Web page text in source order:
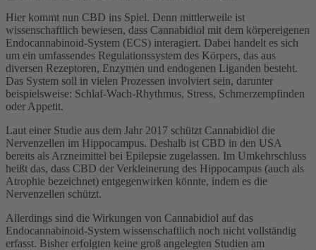
Hier kommt nun CBD ins Spiel. Denn mittlerweile ist
wissenschaftlich bewiesen, dass Cannabidiol mit dem körpereigenen
Endocannabinoid-System (ECS) interagiert. Dabei handelt es sich
um ein umfassendes Regulationssystem des Körpers, das aus
diversen Rezeptoren, Enzymen und endogenen Liganden besteht.
Das System soll in vielen Prozessen involviert sein, darunter
beispielsweise: Schlaf-Wach-Rhythmus, Stress, Schmerzempfinden
oder Appetit.
Laut einer Studie aus dem Jahr 2017 schützt Cannabidiol die
Nervenzellen im Hippocampus. Deshalb ist CBD in den USA
bereits als Arzneimittel bei Epilepsie zugelassen. Im Umkehrschluss
heißt das, dass CBD der Verkleinerung des Hippocampus (auch als
Atrophie bezeichnet) entgegenwirken könnte, indem es die
Nervenzellen schützt.
Allerdings sind die Wirkungen von Cannabidiol auf das
Endocannabinoid-System wissenschaftlich noch nicht vollständig
erfasst. Bisher erfolgten keine groß angelegten Studien am